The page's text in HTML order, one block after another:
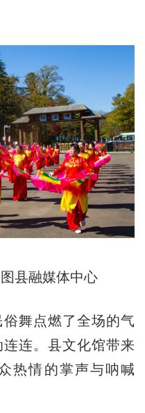
县融媒体中心
舞点燃了全场的气
连。县文化馆带来
热情的掌声与呐喊